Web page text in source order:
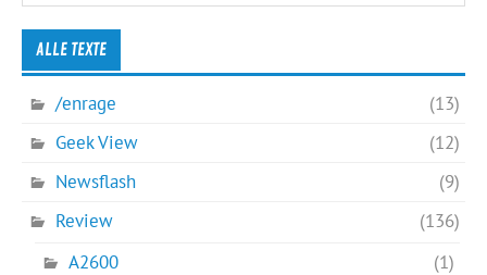
ALLE TEXTE
/enrage
(13)
Geek View
(12)
Newsflash
(9)
Review
(136)
A2600
(1)